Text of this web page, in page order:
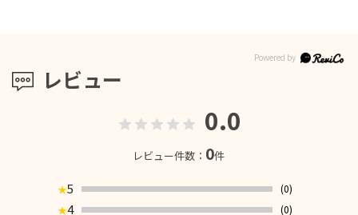
レビュー
0.0
レビュー件数： 0件
★5
(0)
★4 (0)